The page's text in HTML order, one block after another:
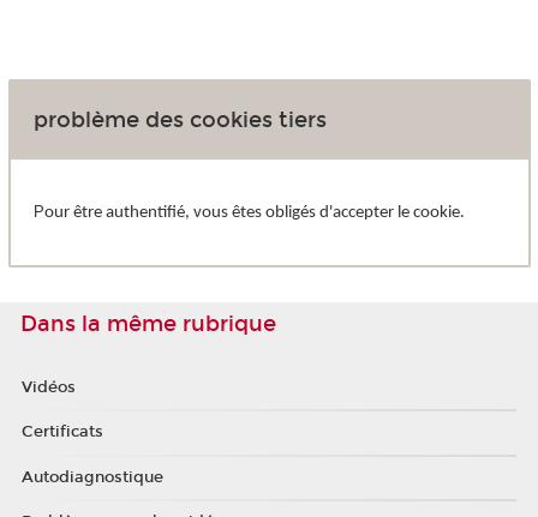
problème des cookies tiers
Pour être authentifié, vous êtes obligés d'accepter le cookie.
Dans la même rubrique
Vidéos
Certificats
Autodiagnostique